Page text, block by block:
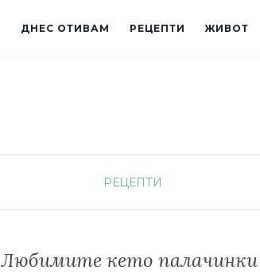
ДНЕС ОТИВАМ РЕЦЕПТИ ЖИВОТ
РЕЦЕПТИ
Любимите кето палачинки